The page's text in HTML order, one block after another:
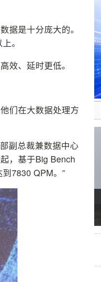
据是十分庞大的。
。
效、延时更低。
们在大数据处理方
副总裁兼数据中心
，基于Big Bench
7830 QPM。”